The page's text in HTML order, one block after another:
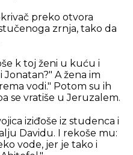
preko otvora
zrnja, tako da
k toj ženi u kuću i
Jonatan?" A žena im
vodi." Potom su ih
se vratiše u Jeruzalem.
iziđoše iz studenca i
Davidu. I rekoše mu:
vode, jer je tako i